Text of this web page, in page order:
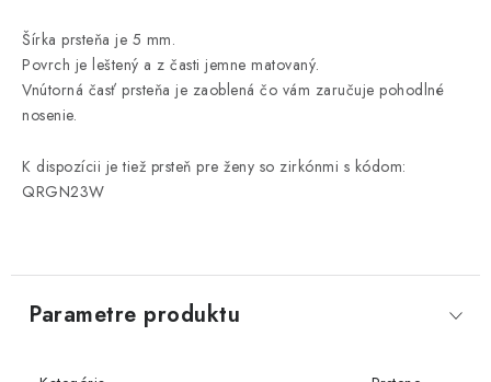
Šírka prsteňa je 5 mm.
Povrch je leštený a z časti jemne matovaný.
Vnútorná časť prsteňa je zaoblená čo vám zaručuje pohodlné
nosenie.
K dispozícii je tiež prsteň pre ženy so zirkónmi s kódom:
QRGN23W
Parametre produktu